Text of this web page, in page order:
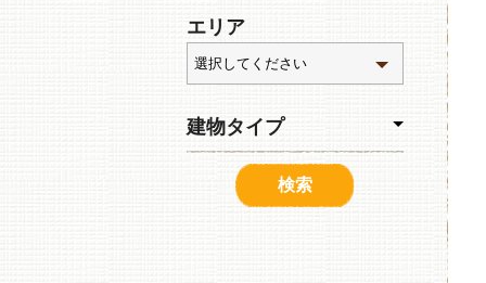
エリア
建物タイプ